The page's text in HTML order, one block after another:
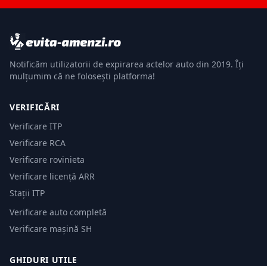
Notificăm utilizatorii de expirarea actelor auto din 2019. Îți
mulțumim că ne folosești platforma!
VERIFICĂRI
Verificare ITP
Verificare RCA
Verificare rovinieta
Verificare licență ARR
Stații ITP
Verificare auto completă
Verificare mașină SH
GHIDURI UTILE